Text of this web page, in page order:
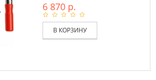
6 870 р.
В КОРЗИНУ